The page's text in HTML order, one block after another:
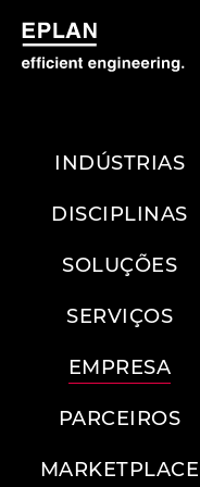
INDÚSTRIAS
DISCIPLINAS
SOLUÇÕES
SERVIÇOS
EMPRESA
PARCEIROS
MARKETPLACE